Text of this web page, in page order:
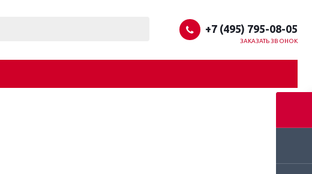
+7 (495) 795-08-05
ЗАКАЗАТЬ ЗВОНОК